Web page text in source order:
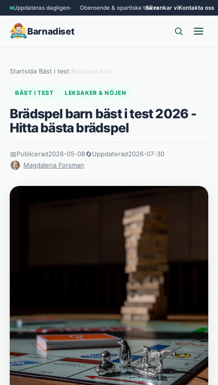
Uppdateras dagligen Oberoende & opartiska testerSå rankar viKontakta oss
Barnadiset
Startsida/Bäst i test/ Brädspel barn
BÄST I TEST LEKSAKER & NÖJEN
Brädspel barn bäst i test 2026 -
Hitta bästa brädspel
📅Publicerad2026-05-08🔄Uppdaterad2026-07-30
Magdalena Forsman